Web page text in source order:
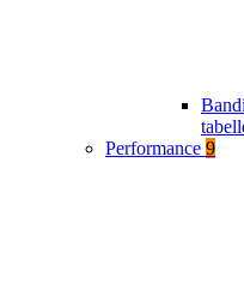
Performance 9